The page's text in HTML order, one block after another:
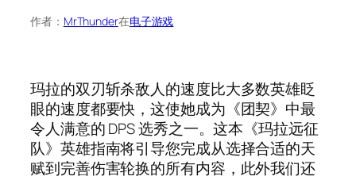
作者： MrThunder在电子游戏
玛拉的双刃斩杀敌人的速度比大多数英雄眨
眼的速度都要快，这使她成为《团契》中最
令人满意的 DPS 选秀之一。这本《玛拉远征
队》英雄指南将引导您完成从选择合适的天
赋到完善伤害轮换的所有内容，此外我们还